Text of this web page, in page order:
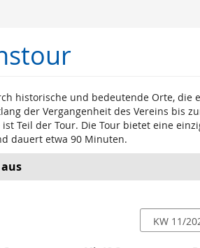
historische und bedeutende Orte,
der Vergangenheit des Vereins bis
ist Teil der Tour. Die Tour bietet eine
dauert etwa 90 Minuten.